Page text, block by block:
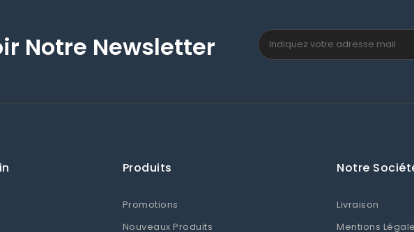
Notre Newsletter
Produits
Promotions
Nouveaux Produits
Notre
Livraison
Mentions